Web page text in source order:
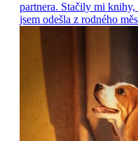
partnera. Stačily mi
jsem odešla z rodného